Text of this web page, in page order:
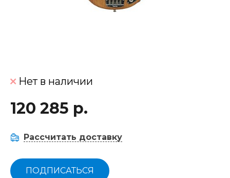
Нет в наличии
120 285 р.
Рассчитать доставку
ПОДПИСАТЬСЯ